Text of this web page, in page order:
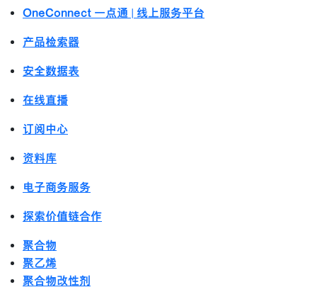
OneConnect 一点通 | 线上服务平台
产品检索器
安全数据表
在线直播
订阅中心
资料库
电子商务服务
探索价值链合作
聚合物
聚乙烯
聚合物改性剂